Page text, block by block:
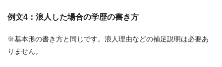
例文4：浪人した場合の学歴の書き方
※基本形の書き方と同じです。浪人理由などの補足説明は必要あ
りません。